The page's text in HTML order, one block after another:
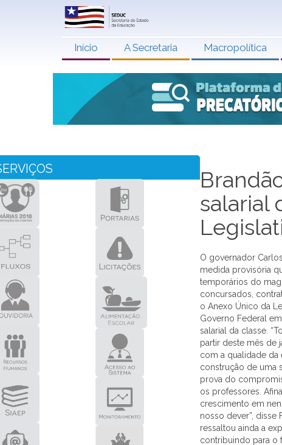
Início A Secretaria Macropolítica
salarial
O governador
medida provisória
temporários do
concursados,
o Anexo Único da
Governo Federal
salarial da classe.
partir deste mês de
com a qualidade
construção de uma
prova do
os professores.
crescimento em
nosso dever”, disse
ressaltou ainda a
contribuindo para o